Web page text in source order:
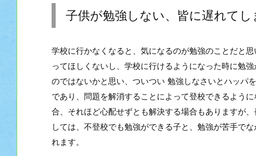
子供が勉強しない、皆に遅れて
学校に行かなくなると、気になるのが勉強のことだと
ってほしくないし、学校に行けるようになった時に勉
のではないかと思い、ついつい 勉強しなさいとハッパ
であり、問題を解消することによって登校できるよう
合、それほど心配せずとも解決する場合もありますが
しては、不登校でも勉強ができる子と、勉強が苦手で
れます。